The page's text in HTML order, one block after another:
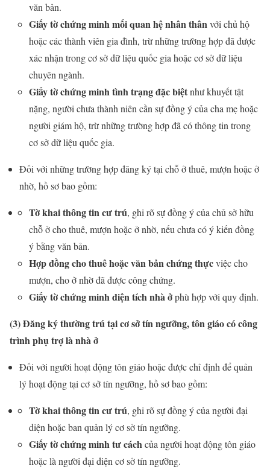
văn bản.
Giấy tờ chứng minh mối quan hệ nhân thânvới chủ hộ
hoặc các thành viên gia đình, trừ những trường hợp đã được
xác nhận trong cơ sở dữ liệu quốc gia hoặc cơ sở dữ liệu
chuyên ngành.
Giấy tờ chứng minh tình trạng đặc biệtnhư khuyết tật
nặng, người chưa thành niên cần sự đồng ý của cha mẹ hoặc
người giám hộ, trừ những trường hợp đã có thông tin trong
cơ sở dữ liệu quốc gia.
Đối với những trường hợp đăng ký tại chỗ ở thuê, mượn hoặc ở
nhờ, hồ sơ bao gồm:
Tờ khai thông tin cư trú, ghi rõ sự đồng ý của chủ sở hữu
chỗ ở cho thuê, mượn hoặc ở nhờ, nếu chưa có ý kiến đồng
ý bằng văn bản.
Hợp đồng cho thuê hoặc văn bản chứng thựcviệc cho
mượn, cho ở nhờ đã được công chứng.
Giấy tờ chứng minh diện tích nhà ởphù hợp với quy định.
(3) Đăng ký thường trú tại cơ sở tín ngưỡng, tôn giáo có công
trình phụ trợ là nhà ở
Đối với người hoạt động tôn giáo hoặc được chỉ định để quản
lý hoạt động tại cơ sở tín ngưỡng, hồ sơ bao gồm:
Tờ khai thông tin cư trú, ghi rõ sự đồng ý của người đại
diện hoặc ban quản lý cơ sở tín ngưỡng.
Giấy tờ chứng minh tư cáchcủa người hoạt động tôn giáo
hoặc là người đại diện cơ sở tín ngưỡng.